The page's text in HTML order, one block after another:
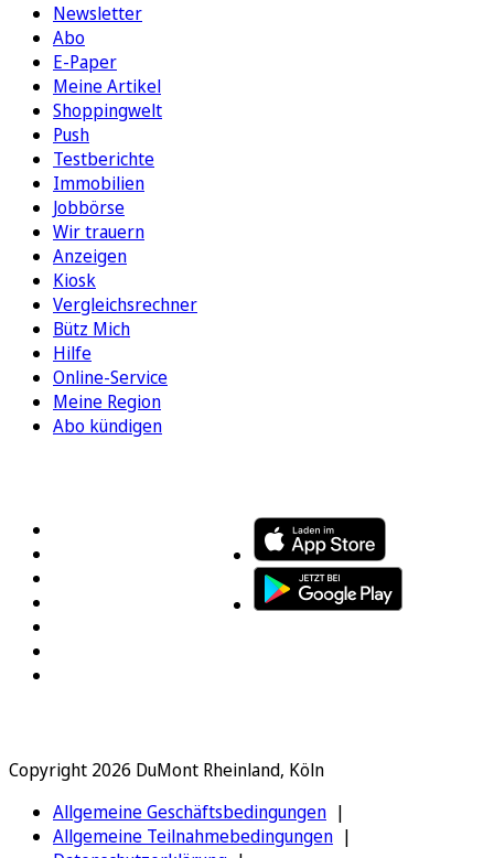
Newsletter
Abo
E-Paper
Meine Artikel
Shoppingwelt
Push
Testberichte
Immobilien
Jobbörse
Wir trauern
Anzeigen
Kiosk
Vergleichsrechner
Bütz Mich
Hilfe
Online-Service
Meine Region
Abo kündigen
Copyright 2026 DuMont Rheinland, Köln
Allgemeine Geschäftsbedingungen
Allgemeine Teilnahmebedingungen